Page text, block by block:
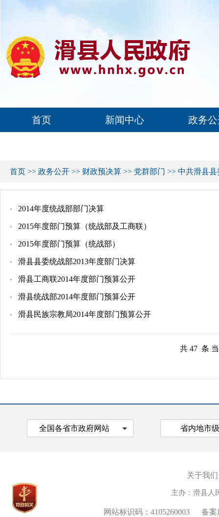
首页 新闻中心 政务
首页 >> 政务公开 >> 财政预决算 >> 党群部门 >> 中共滑县县
2014年度统战部部门决算
2015年度部门预算（统战部及工商联）
2015年度部门预算（统战部）
滑县县委统战部2013年度部门决算
滑县工商联2014年度部门预算公开
滑县统战部2014年度部门预算公开
滑县民族宗教局2014年度部门预算公开
共 47 条
全国各省市政府网站 省内地市
关于我们
主办：滑县人
网站标识码：4105260003 备案